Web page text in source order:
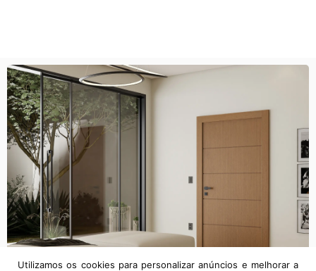
Utilizamos os cookies para personalizar anúncios e melhorar a